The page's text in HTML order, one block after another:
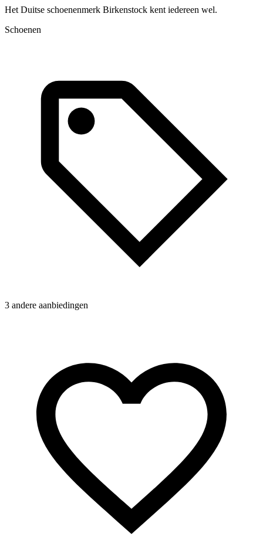
Het Duitse schoenenmerk Birkenstock kent iedereen wel.
Schoenen
3 andere aanbiedingen